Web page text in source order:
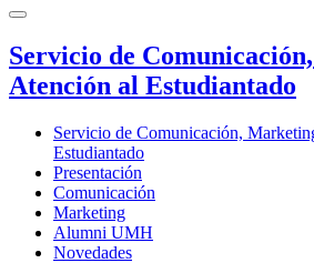
Servicio de
Atención al Estudiantado
Servicio de Comunicación,
Estudiantado
Presentación
Comunicación
Marketing
Alumni UMH
Novedades